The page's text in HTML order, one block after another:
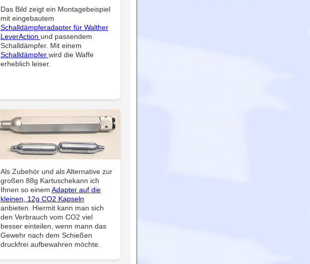
Das Bild zeigt ein Montagebeispiel
mit eingebautem
Schalldämpferadapter für Walther
LeverAction und passendem
Schalldämpfer. Mit einem
Schalldämpfer wird die Waffe
erheblich leiser.
Als Zubehör und als Alternative zur
großen 88g Kartuschekann ich
Ihnen so einem Adapter auf die
kleinen, 12g CO2 Kapseln
anbieten. Hiermit kann man sich
den Verbrauch vom CO2 viel
besser einteilen, wenn mann das
Gewehr nach dem Schießen
druckfrei aufbewahren möchte.